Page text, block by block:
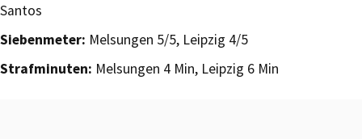
Santos
Siebenmeter: Melsungen 5/5, Leipzig 4/5
Strafminuten: Melsungen 4 Min, Leipzig 6 Min